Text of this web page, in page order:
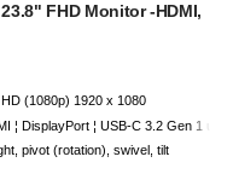
FHD Monitor -HDMI,
HD (1080p) 1920 x 1080
¦ DisplayPort ¦ USB-C 3.2 Gen 1
pivot (rotation), swivel, tilt